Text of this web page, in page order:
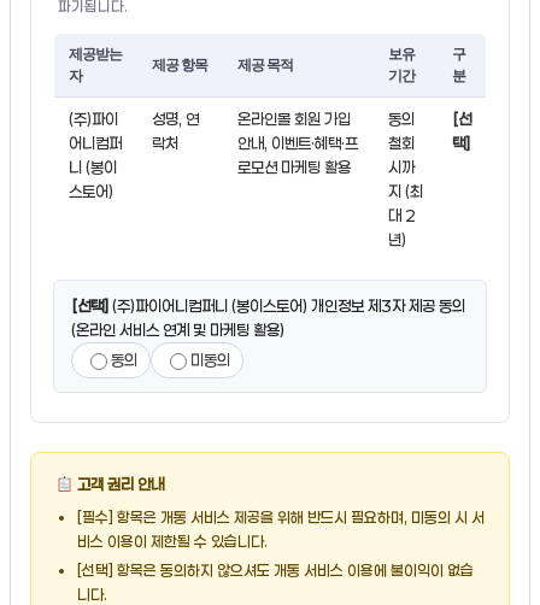
파기됩니다.
제공받는
자
제공 항목 제공 목적
보유
기간
구
분
(주)파이
어니컴퍼
니 (봉이
스토어)
성명, 연
락처
온라인몰 회원 가입
안내, 이벤트·혜택·프
로모션 마케팅 활용
동의
철회
시까
지 (최
대 2
년)
[선
택]
[선택] (주)파이어니컴퍼니 (봉이스토어) 개인정보 제3자 제공 동의
(온라인 서비스 연계 및 마케팅 활용)
동의
미동의
고객 권리 안내
[필수] 항목은 개통 서비스 제공을 위해 반드시 필요하며, 미동의 시 서
비스 이용이 제한될 수 있습니다.
[선택] 항목은 동의하지 않으셔도 개통 서비스 이용에 불이익이 없습
니다.